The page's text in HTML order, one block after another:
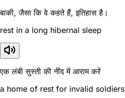
बाकी, जैसा कि वे कहते हैं, इतिहास है।
rest in a long hibernal sleep
एक लंबी सुस्ती की नींद में आराम करें
a home of rest for invalid soldiers